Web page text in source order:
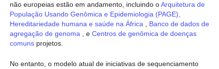
não europeias estão em andamento, incluindo oArquitetura de
População Usando Genômica e Epidemiologia (PAGE),
Hereditariedade humana e saúde na África
Banco de dados de
agregação de genoma , e Centros de genômica de doenças
comuns projetos.
No entanto, o modelo atual de iniciativas de sequenciamento